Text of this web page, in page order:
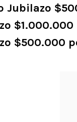
Jubilazo
$500.000